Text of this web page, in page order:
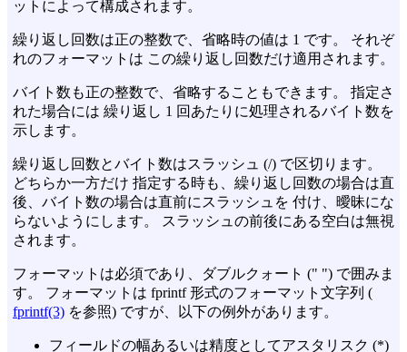
ットによって構成されます。
繰り返し回数は正の整数で、省略時の値は 1 です。 それぞ
れのフォーマットは この繰り返し回数だけ適用されます。
バイト数も正の整数で、省略することもできます。 指定さ
れた場合には 繰り返し 1 回あたりに処理されるバイト数を
示します。
繰り返し回数とバイト数はスラッシュ (/) で区切ります。
どちらか一方だけ 指定する時も、繰り返し回数の場合は直
後、バイト数の場合は直前にスラッシュを 付け、曖昧にな
らないようにします。 スラッシュの前後にある空白は無視
されます。
フォーマットは必須であり、ダブルクォート (" ") で囲みま
す。 フォーマットは fprintf 形式のフォーマット文字列 (
fprintf(3) を参照) ですが、以下の例外があります。
フィールドの幅あるいは精度としてアスタリスク (*)